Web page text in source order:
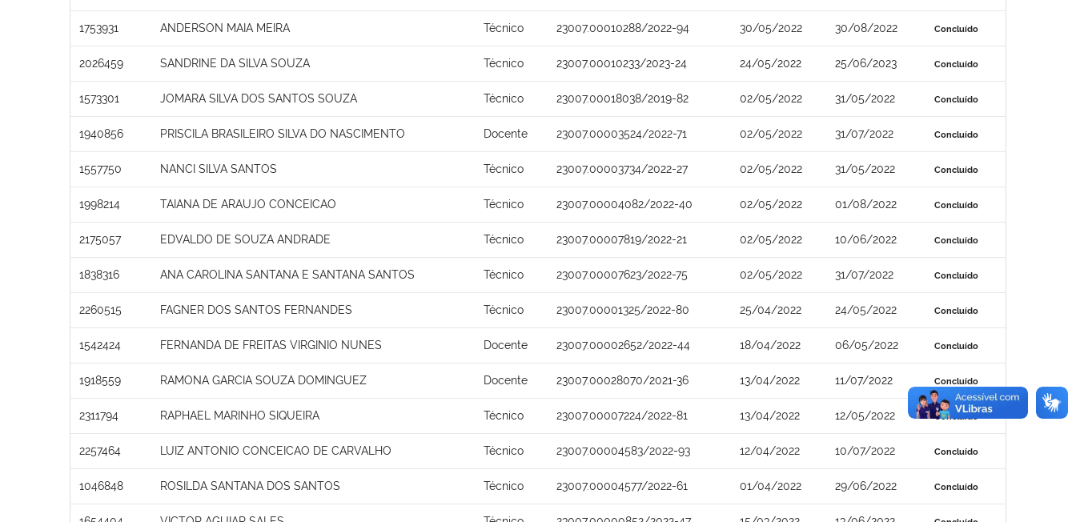
1753931 ANDERSON MAIA MEIRA Técnico 23007.00010288/2022-94 30/05/2022 30/08/2022 Concluído
2026459 SANDRINE DA SILVA SOUZA Técnico 23007.00010233/2023-24 24/05/2022 25/06/2023 Concluído
1573301 JOMARA SILVA DOS SANTOS SOUZA Técnico 23007.00018038/2019-82 02/05/2022 31/05/2022 Concluído
1940856 PRISCILA BRASILEIRO SILVA DO NASCIMENTO Docente 23007.00003524/2022-71 02/05/2022 31/07/2022 Concluído
1557750 NANCI SILVA SANTOS Técnico 23007.00003734/2022-27 02/05/2022 31/05/2022 Concluído
1998214 TAIANA DE ARAUJO CONCEICAO Técnico 23007.00004082/2022-40 02/05/2022 01/08/2022 Concluído
2175057 EDVALDO DE SOUZA ANDRADE Técnico 23007.00007819/2022-21 02/05/2022 10/06/2022 Concluído
1838316 ANA CAROLINA SANTANA E SANTANA SANTOS Técnico 23007.00007623/2022-75 02/05/2022 31/07/2022 Concluído
2260515 FAGNER DOS SANTOS FERNANDES Técnico 23007.00001325/2022-80 25/04/2022 24/05/2022 Concluído
1542424 FERNANDA DE FREITAS VIRGINIO NUNES Docente 23007.00002652/2022-44 18/04/2022 06/05/2022 Concluído
1918559 RAMONA GARCIA SOUZA DOMINGUEZ Docente 23007.00028070/2021-36 13/04/2022 11/07/2022 Concluído
2311794 RAPHAEL MARINHO SIQUEIRA Técnico 23007.00007224/2022-81 13/04/2022 12/05/2022 Concluído
2257464 LUIZ ANTONIO CONCEICAO DE CARVALHO Técnico 23007.00004583/2022-93 12/04/2022 10/07/2022 Concluído
1046848 ROSILDA SANTANA DOS SANTOS Técnico 23007.00004577/2022-61 01/04/2022 29/06/2022 Concluído